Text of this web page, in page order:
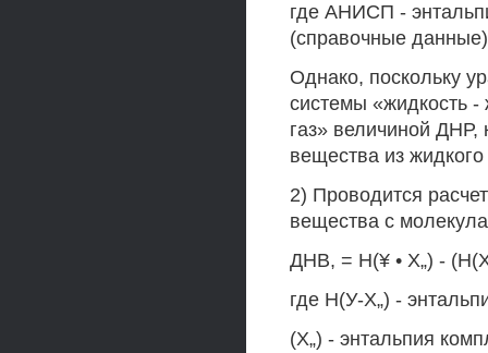
где АНИСП -
(справочные
Однако, поскольку
системы «жидкость -
газ» величиной ДНР,
вещества из
2) Проводится
вещества с
ДНВ, = Н(¥ • Х„) -
где Н(У-Х„) -
(Х„) - энтальпия